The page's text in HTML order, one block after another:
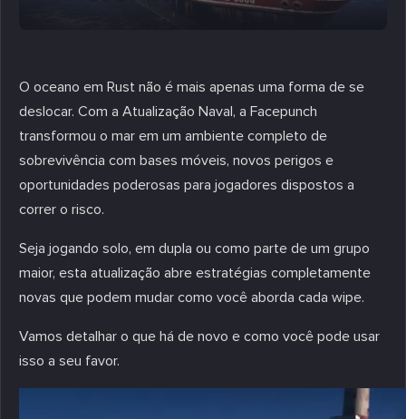
O oceano em Rust não é mais apenas uma forma de se
deslocar. Com a Atualização Naval, a Facepunch
transformou o mar em um ambiente completo de
sobrevivência com bases móveis, novos perigos e
oportunidades poderosas para jogadores dispostos a
correr o risco.
Seja jogando solo, em dupla ou como parte de um grupo
maior, esta atualização abre estratégias completamente
novas que podem mudar como você aborda cada wipe.
Vamos detalhar o que há de novo e como você pode usar
isso a seu favor.